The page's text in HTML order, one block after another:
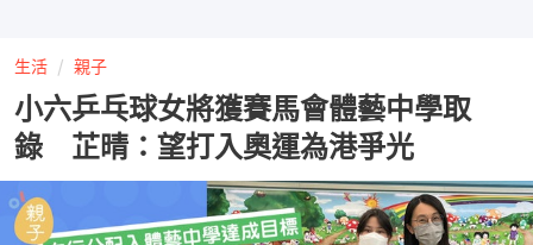
生活 親子
小六乒乓球女將獲賽馬會體藝中學取
錄 芷晴：望打入奧運為港爭光